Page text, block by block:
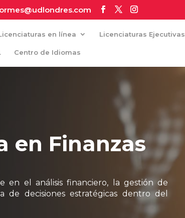
en línea Licenciaturas Ejecutivas
Centro de Idiomas
en Finanzas
en el análisis financiero, la gestión de
de decisiones estratégicas dentro del